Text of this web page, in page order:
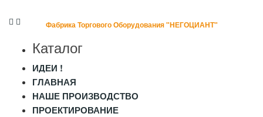
Фабрика Торгового Оборудования "НЕГОЦИАНТ"
Каталог
ИДЕИ !
ГЛАВНАЯ
НАШЕ ПРОИЗВОДСТВО
ПРОЕКТИРОВАНИЕ